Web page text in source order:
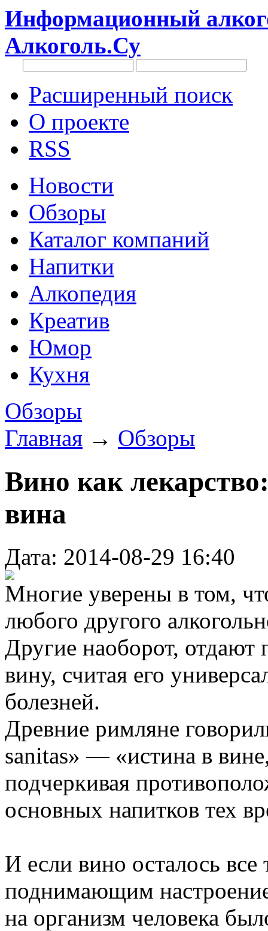
Информационный
Алкоголь.Су
Расширенный поиск
О проекте
RSS
Новости
Обзоры
Каталог компаний
Напитки
Алкопедия
Креатив
Юмор
Кухня
Обзоры
Главная → Обзоры
Вино как
вина
Дата: 2014-08-29 16:40
Многие уверены в том,
любого другого
Другие наоборот, отдают
вину, считая его
болезней.
Древние римляне
sanitas» — «истина в
подчеркивая
основных напитков тех
И если вино осталось
поднимающим
на организм человека